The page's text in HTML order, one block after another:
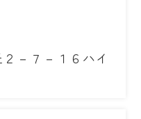
－７－１６ハイ